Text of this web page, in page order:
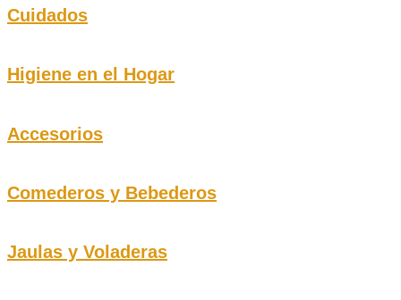
Cuidados
Higiene en el Hogar
Accesorios
Comederos y Bebederos
Jaulas y Voladeras